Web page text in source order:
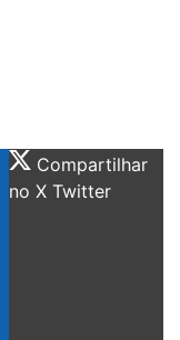
Compartilhar
no X Twitter